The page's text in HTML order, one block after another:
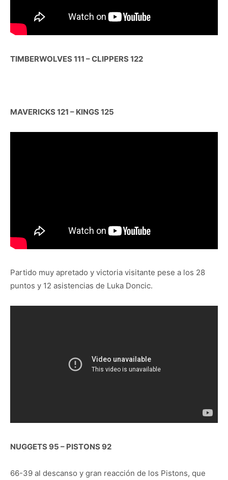
TIMBERWOLVES 111 – CLIPPERS 122
MAVERICKS 121 – KINGS 125
Partido muy apretado y victoria visitante pese a los 28
puntos y 12 asistencias de Luka Doncic.
NUGGETS 95 – PISTONS 92
66-39 al descanso y gran reacción de los Pistons, que